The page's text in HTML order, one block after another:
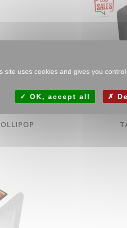
site uses cookies and gives you
OK, accept all